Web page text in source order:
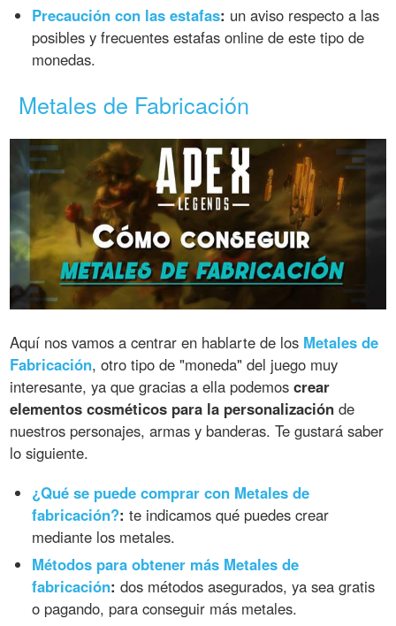
Precaución con las estafas: un aviso respecto a las
posibles y frecuentes estafas online de este tipo de
monedas.
Metales de Fabricación
Aquí nos vamos a centrar en hablarte de los Metales de
Fabricación, otro tipo de "moneda" del juego muy
interesante, ya que gracias a ella podemoscrear
elementos cosméticos para la personalización de
nuestros personajes, armas y banderas. Te gustará saber
lo siguiente.
¿Qué se puede comprar con Metales de
fabricación?: te indicamos qué puedes crear
mediante los metales.
Métodos para obtener más Metales de
fabricación: dos métodos asegurados, ya sea gratis
o pagando, para conseguir más metales.